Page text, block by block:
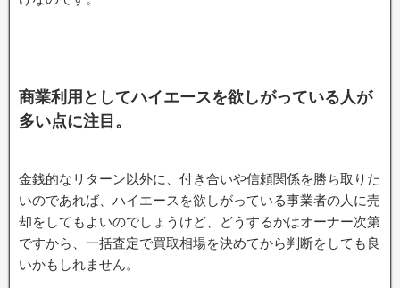
商業利用としてハイエースを欲しがっている人が
多い点に注目。
金銭的なリターン以外に、付き合いや信頼関係を勝ち取りた
いのであれば、ハイエースを欲しがっている事業者の人に売
却をしてもよいのでしょうけど、どうするかはオーナー次第
ですから、一括査定で買取相場を決めてから判断をしても良
いかもしれません。